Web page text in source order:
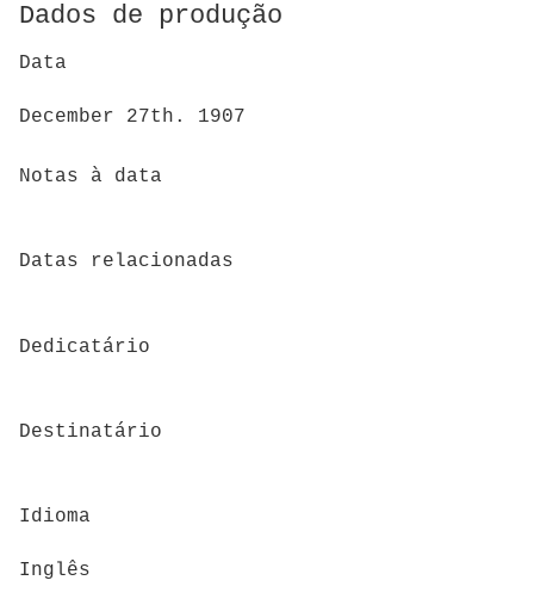
Dados de produção
Data
December 27th. 1907
Notas à data
Datas relacionadas
Dedicatário
Destinatário
Idioma
Inglês